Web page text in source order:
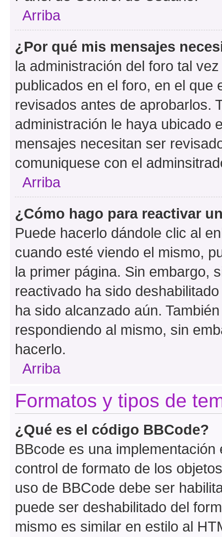
Arriba
¿Por qué mis mensajes
la administración del foro tal
publicados en el foro, en el
revisados antes de aprobarlos.
administración le haya ubicado
mensajes necesitan ser
comuniquese con el
Arriba
¿Cómo hago para reactivar
Puede hacerlo dándole clic al
cuando esté viendo el mismo,
la primer página. Sin embargo,
reactivado ha sido
ha sido alcanzado aún.
respondiendo al mismo, sin
hacerlo.
Arriba
Formatos y tipos de
¿Qué es el código BBCode?
BBcode es una
control de formato de los
uso de BBCode debe ser
puede ser deshabilitado del
mismo es similar en estilo al